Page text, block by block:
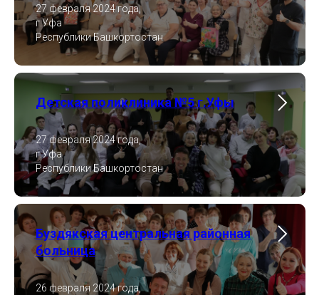
27 февраля 2024 года,
г.Уфа
Республики Башкортостан
Детская поликлиника №5 г.Уфы
27 февраля 2024 года,
г.Уфа
Республики Башкортостан
Буздякская центральная районная
больница
26 февраля 2024 года,